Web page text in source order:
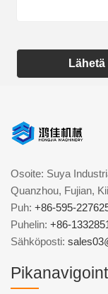
Lähetä
Osoite: Suya
Quanzhou, Fujian,
Puh: +86-595-
Puhelin: +86-
Sähköposti: